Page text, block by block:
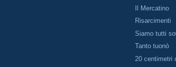
Il Mercatino
Risarcimenti
Siamo tutti
Tanto tuonò
20 centimetri